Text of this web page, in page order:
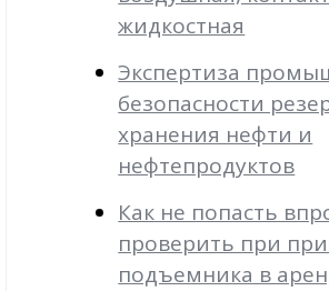
жидкостная
Экспертиза
безопасности
хранения нефти и
нефтепродуктов
Как не попасть
проверить при
подъемника в